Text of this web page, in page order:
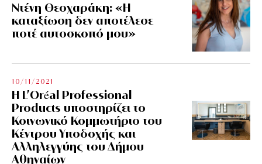
Ντένη Θεοχαράκη: «Η
καταξίωση δεν αποτέλεσε
ποτέ αυτοσκοπό μου»
10/11/2021
Η L’Οréal Professional
Products υποστηρίζει το
Κοινωνικό Κομμωτήριο του
Κέντρου Υποδοχής και
Αλληλεγγύης του Δήμου
Αθηναίων